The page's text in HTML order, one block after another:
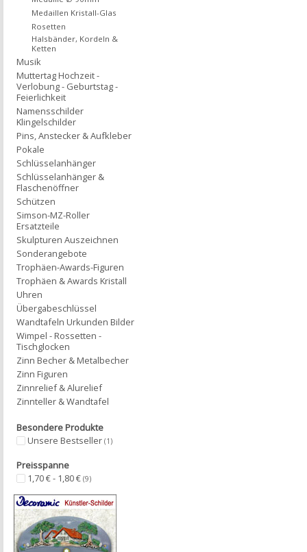
Medaillen Kristall-Glas
Rosetten
Halsbänder, Kordeln &
Ketten
Musik
Muttertag Hochzeit -
Verlobung - Geburtstag -
Feierlichkeit
Namensschilder
Klingelschilder
Pins, Anstecker & Aufkleber
Pokale
Schlüsselanhänger
Schlüsselanhänger &
Flaschenöffner
Schützen
Simson-MZ-Roller
Ersatzteile
Skulpturen Auszeichnen
Sonderangebote
Trophäen-Awards-Figuren
Trophäen & Awards Kristall
Uhren
Übergabeschlüssel
Wandtafeln Urkunden Bilder
Wimpel - Rossetten -
Tischglocken
Zinn Becher & Metalbecher
Zinn Figuren
Zinnrelief & Alurelief
Zinnteller & Wandtafel
Besondere Produkte
Unsere Bestseller (1)
Preisspanne
1,70 € - 1,80 € (9)